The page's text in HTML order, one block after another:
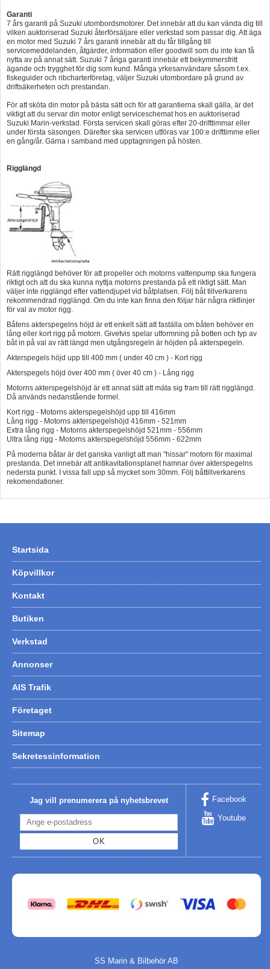
Garanti
7 års garanti på Suzuki utombordsmotorer. Det innebär att du kan vända dig till
vilken auktoriserad Suzuki återförsäljare eller verkstad som passar dig. Att äga
en motor med Suzuki 7 års garanti innebär att du får tillgång till
servicemeddelanden, åtgärder, information eller goodwill som du inte kan få
nytta av på annat sätt. Suzuki 7 åriga garanti innebär ett bekymmersfritt
ägande och trygghet för dig som kund. Många yrkesanvändare såsom t.ex.
fiskeguider och ribcharterföretag, väljer Suzuki utombordare på grund av
driftsäkerheten och prestandan.
För att sköta din motor på bästa sätt och för att garantierna skall gälla, är det
viktigt att du servar din motor enligt serviceschemat hos en auktoriserad
Suzuki Marin-verkstad. Första servicen skall göras efter 20-drifttimmar eller
under första säsongen. Därefter ska servicen utföras var 100:e drifttimme eller
en gång/år. Gärna i samband med upptagningen på hösten.
Rigglängd
Rätt rigglängd behöver för att propeller och motorns vattenpump ska fungera
riktigt och att du ska kunna nyttja motorns prestanda på ett riktigt sätt. Man
väljer inte rigglängd efter vattendjupet vid båtplatsen. Följ båt tillverkarens
rekommendrad rigglängd. Om du inte kan finna den följar här några riktlinjer
för val av motor rigg.
Båtens akterspegelns höjd är ett enkelt sätt att faställa om båten behöver en
lång eller kort rigg på motorn. Givetvis spelar utformning på botten och typ av
båt in på val av rätt längd men utgångsregeln är höjden på akterspegeln.
Akterspegels höjd upp till 400 mm ( under 40 cm ) - Kort rigg
Akterspegels höjd över 400 mm ( över 40 cm ) - Lång rigg
Motorns akterspegelshöjd är ett annat sätt att mäta sig fram till rätt rigglängd.
Då används nedanstående formel.
Kort rigg - Motorns akterspegelshöjd upp till 416mm
Lång rigg - Motorns akterspegelshöjd 416mm - 521mm
Extra lång rigg - Motorns akterspegelshöjd 521mm - 556mm
Ultra lång rigg - Motorns akterspegelshöjd 556mm - 622mm
På moderna båtar är det ganska vanligt att man "hissar" motorn för maximal
prestanda. Det innebär att antikavitationsplanet hamnar över akterspegelns
nedersta punkt. I vissa fall upp så mycket som 30mm. Följ båttillverkarens
rekomendationer.
Startsida
Köpvillkor
Kontakt
Butiken
Verkstad
Annonser
AIS Trafik
Företaget
Sitemap
Sekretessinformation
Jag vill prenumerera på nyhetsbrevet
OK
Facebook
Youtube
SS Marin & Bilbehör AB